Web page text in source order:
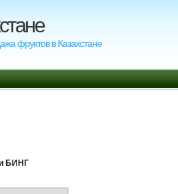
фруктов в Казахстане
БИНГ